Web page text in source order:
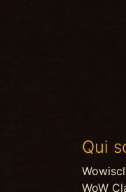
Qui
WoW